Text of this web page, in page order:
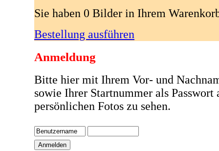
Sie haben 0 Bilder in Ihrem
Bestellung ausführen
Anmeldung
Bitte hier mit Ihrem Vor- und
sowie Ihrer Startnummer als Passwort
persönlichen Fotos zu sehen.